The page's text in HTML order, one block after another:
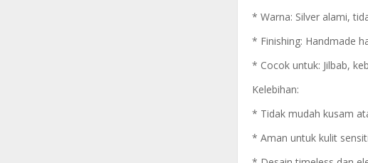
* Warna: Silver alami,
* Finishing: Handmade
* Cocok untuk: Jilbab,
Kelebihan:
* Tidak mudah kusam
* Aman untuk kulit